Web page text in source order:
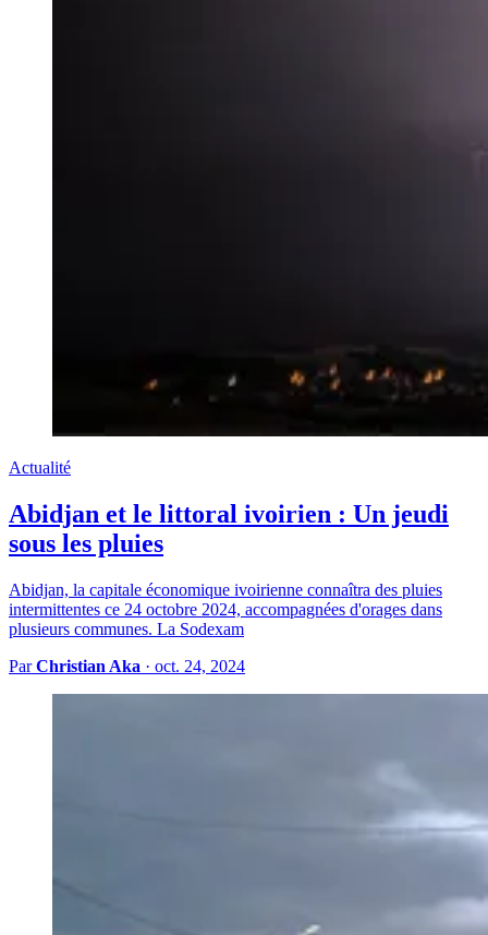
Actualité
Abidjan et le littoral ivoirien : Un jeudi
sous les pluies
Abidjan, la capitale économique ivoirienne connaîtra des pluies
intermittentes ce 24 octobre 2024, accompagnées d'orages dans
plusieurs communes. La Sodexam
ParChristian Aka · oct. 24, 2024